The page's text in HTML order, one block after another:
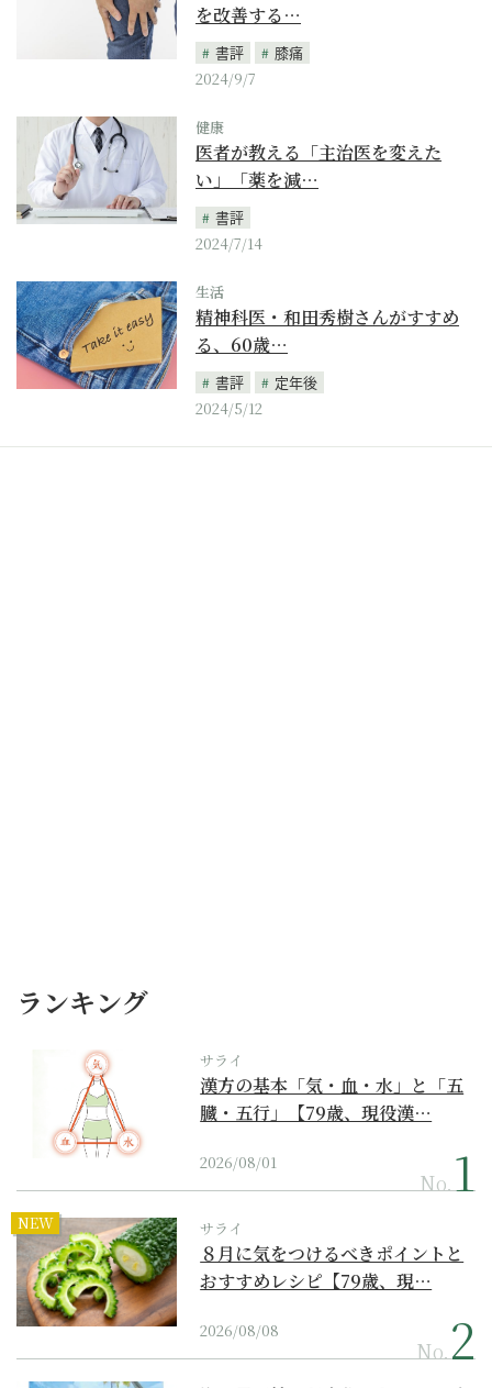
を改善する…
書評
膝痛
2024/9/7
健康
医者が教える「主治医を変えた
い」「薬を減…
書評
2024/7/14
生活
精神科医・和田秀樹さんがすすめ
る、60歳…
書評
定年後
2024/5/12
ランキング
サライ
漢方の基本「気・血・水」と「五
臓・五行」【79歳、現役漢…
2026/08/01
No.
NEW サライ
８月に気をつけるべきポイントと
おすすめレシピ【79歳、現…
2026/08/08
No.